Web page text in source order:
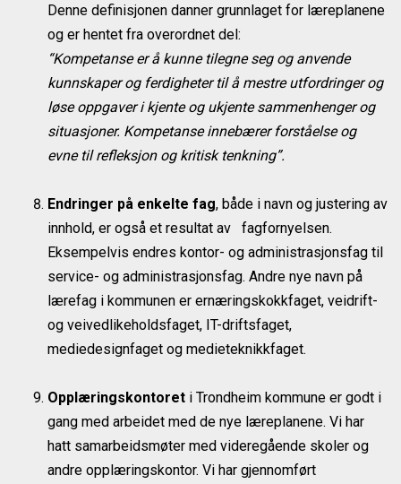
Denne definisjonen danner grunnlaget for læreplanene
og er hentet fra overordnet del:
“Kompetanse er å kunne tilegne seg og anvende
kunnskaper og ferdigheter til å mestre utfordringer og
løse oppgaver i kjente og ukjente sammenhenger og
situasjoner. Kompetanse innebærer forståelse og
evne til refleksjon og kritisk tenkning”.
Endringer på enkelte fag, både i navn og justering av
innhold, er også et resultat av fagfornyelsen.
Eksempelvis endres kontor- og administrasjonsfag til
service- og administrasjonsfag. Andre nye navn på
lærefag i kommunen er ernæringskokkfaget, veidrift-
og veivedlikeholdsfaget, IT-driftsfaget,
mediedesignfaget og medieteknikkfaget.
Opplæringskontoret i Trondheim kommune er godt i
gang med arbeidet med de nye læreplanene. Vi har
hatt samarbeidsmøter med videregående skoler og
andre opplæringskontor. Vi har gjennomført